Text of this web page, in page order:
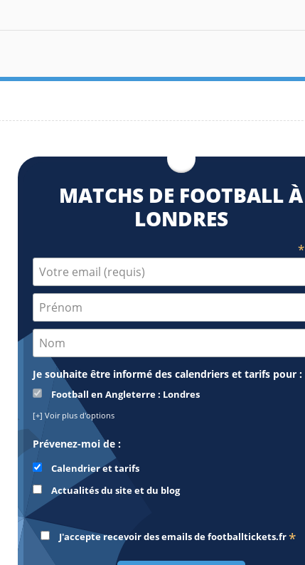
MATCHS DE FOOTBALL À
LONDRES
*
Je souhaite être informé des calendriers et tarifs pour :
Football en Angleterre : Londres
[+] Voir plus d'options
Prévenez-moi de :
Calendrier et tarifs
Actualités du site et du blog
J'accepte recevoir des emails defootballtickets.fr *